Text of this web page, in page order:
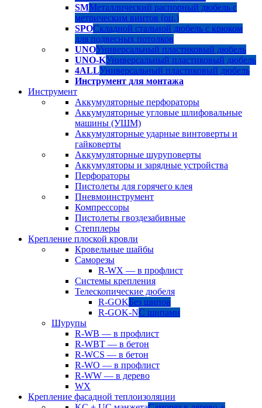
SMМеталлический распорный дюбель с
метрическим винтов (оц.)
SPOСкладной стальной дюбель с крюком
для подвесных потолков
UNOУниверсальный пластиковый дюбель
UNO-KУниверсальный пластиковый дюбель
4ALLУниверсальный пластиковый дюбель
Инструмент для монтажа
Инструмент
Аккумуляторные перфораторы
Аккумуляторные угловые шлифовальные
машины (УШМ)
Аккумуляторные ударные винтоверты и
гайковерты
Аккумуляторные шуруповерты
Аккумуляторы и зарядные устройства
Перфораторы
Пистолеты для горячего клея
Пневмоинструмент
Компрессоры
Пистолеты гвоздезабивные
Степплеры
Крепление плоской кровли
Кровельные шайбы
Саморезы
R-WX — в профлист
Системы крепления
Телескопические дюбеля
R-GOKБез шипов
R-GOK-NС шипами
Шурупы
R-WB — в профлист
R-WBT — в бетон
R-WCS — в бетон
R-WO — в профлист
R-WW — в дерево
WX
Крепление фасадной теплоизоляции